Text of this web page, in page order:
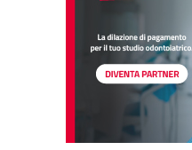
apertura e/o chiusura delle
Non basterebbe un corso di
Dentaria per risponderle. In
punto di vista Culturale
soddisfare la sua curiosità!
dal rapporto tra tre organi
dinamica dei denti, ossia